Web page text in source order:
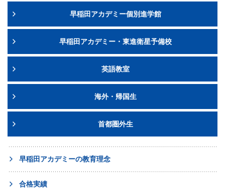
早稲田アカデミー個別進学館
早稲田アカデミー・東進衛星予備校
英語教室
海外・帰国生
首都圏外生
早稲田アカデミーの教育理念
合格実績